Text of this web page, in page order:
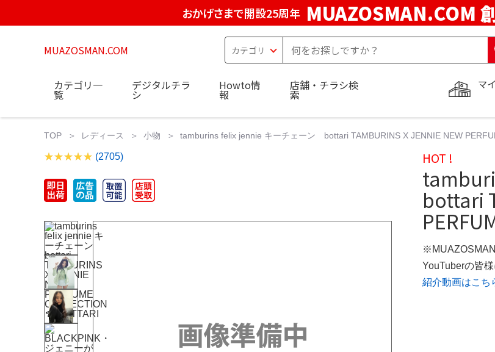
おかげさまで開設25周年 MUAZOSMAN.COM
MUAZOSMAN.COM
マ
カテゴリ一
覧
デジタルチラ
シ
Howto情
報
店舗・チラシ検
索
TOP レディース 小物 tamburins felix jennie キーチェーン bottari TAMBURINS X JENNIE NEW
(2705) HOT !
bottari
YouTuberの皆
紹介動画はこち